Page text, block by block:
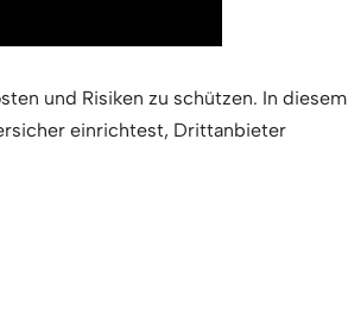
und Risiken zu schützen. In diesem
einrichtest, Drittanbieter